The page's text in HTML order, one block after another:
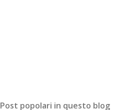
Post popolari in questo blog